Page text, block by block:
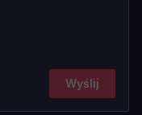
Wyślij